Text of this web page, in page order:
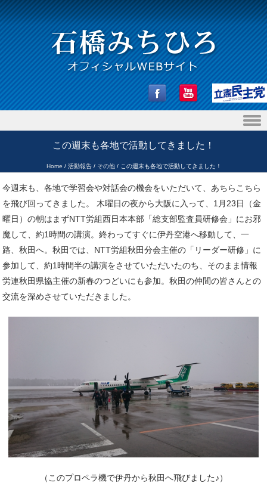
この週末も各地で活動してきました！
Home / 活動報告/ その他/ この週末も各地で活動してきました！
今週末も、各地で学習会や対話会の機会をいただいて、あちらこちら
を飛び回ってきました。 木曜日の夜から大阪に入って、1月23日（金
曜日）の朝はまずNTT労組西日本本部「総支部監査員研修会」にお邪
魔して、約1時間の講演。終わってすぐに伊丹空港へ移動して、一
路、秋田へ。秋田では、NTT労組秋田分会主催の「リーダー研修」に
参加して、約1時間半の講演をさせていただいたのち、そのまま情報
労連秋田県協主催の新春のつどいにも参加。秋田の仲間の皆さんとの
交流を深めさせていただきました。
（このプロペラ機で伊丹から秋田へ飛びました♪）